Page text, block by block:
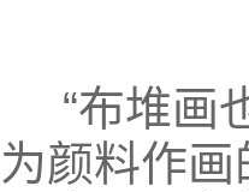
“布堆画
为颜料作